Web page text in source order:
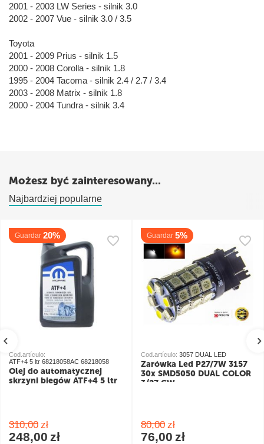
2001 - 2003 LW Series - silnik 3.0
2002 - 2007 Vue - silnik 3.0 / 3.5
Toyota
2001 - 2009 Prius - silnik 1.5
2000 - 2008 Corolla - silnik 1.8
1995 - 2004 Tacoma - silnik 2.4 / 2.7 / 3.4
2003 - 2008 Matrix - silnik 1.8
2000 - 2004 Tundra - silnik 3.4
Możesz być zainteresowany...
Najbardziej popularne
Guardar 20%
Cod.artículo:
ATF+4 5 ltr 68218058AC 68218058
Olej do automatycznej
skrzyni biegów ATF+4 5 ltr
310,00 zł
248,00 zł
Guardar 5%
Cod.artículo: 3057 DUAL LED
Żarówka Led P27/7W 3157
30x SMD5050 DUAL COLOR
3/27 CW
80,00 zł
76,00 zł